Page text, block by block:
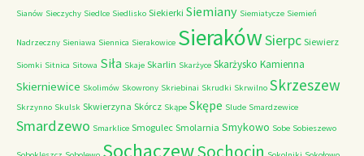
Sianów Sieczychy Siedlce Siedlisko Siekierki Siemiany Siemiatycze Siemień
Nadrzeczny Sieniawa Siennica Sierakowice SierakówSierpc Siewierz
Siomki Sitnica Sitowa Siła Skaje Skarlin Skarżyce Skarżysko Kamienna
Skierniewice Skolimów Skowrony Skriebinai Skrudki Skrwilno Skrzeszew
Skrzynno Skulsk Skwierzyna Skórcz Skąpe Skępe Slude Smardzewice
Smardzewo Smarklice Smogulec Smolarnia Smykowo Sobe Sobieszewo
SochaczewSochocin